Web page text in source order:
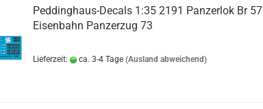
Peddinghaus-Decals 1:35 2191 Panzerlok Br 57
Eisenbahn Panzerzug 73
Lieferzeit: ca. 3-4 Tage (Ausland abweichend)